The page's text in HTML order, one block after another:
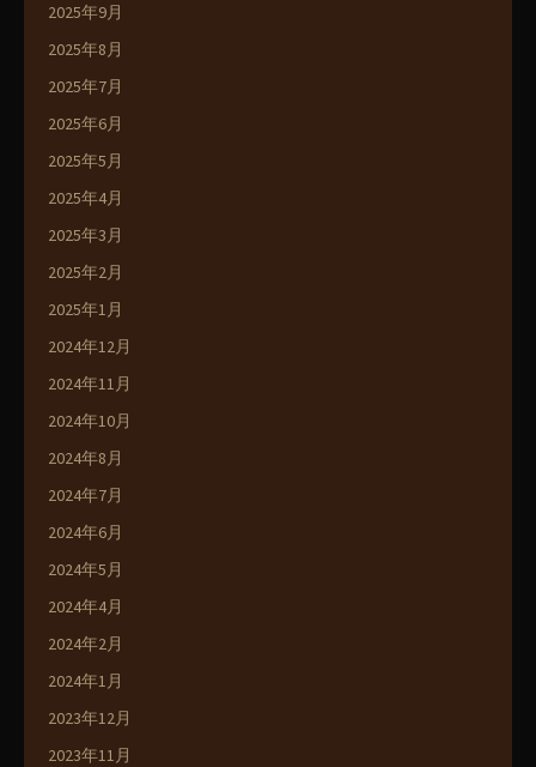
2025年9月
2025年8月
2025年7月
2025年6月
2025年5月
2025年4月
2025年3月
2025年2月
2025年1月
2024年12月
2024年11月
2024年10月
2024年8月
2024年7月
2024年6月
2024年5月
2024年4月
2024年2月
2024年1月
2023年12月
2023年11月